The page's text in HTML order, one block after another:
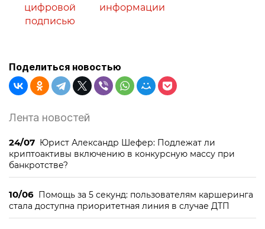
цифровой
подписью
информации
Поделиться новостью
Лента новостей
24/07 Юрист Александр Шефер: Подлежат ли
криптоактивы включению в конкурсную массу при
банкротстве?
10/06 Помощь за 5 секунд: пользователям каршеринга
стала доступна приоритетная линия в случае ДТП